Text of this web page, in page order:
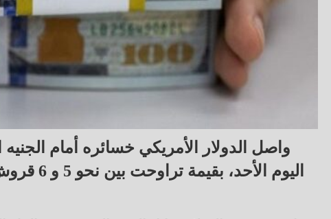
واصل الدولار الأمريكي خسائره أمام
اليوم الأحد، بقيمة تراوحت بين نحو 5 و 6 قروش في عدد من البنوك المصرية.